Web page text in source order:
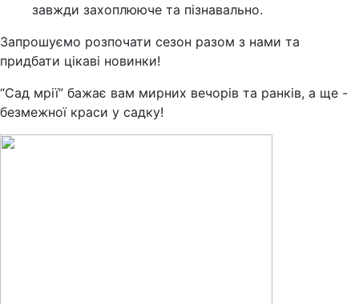
завжди захоплююче та пізнавально.
Запрошуємо розпочати сезон разом з нами та
придбати цікаві новинки!
“Сад мрії” бажає вам мирних вечорів та ранків, а ще -
безмежної краси у садку!